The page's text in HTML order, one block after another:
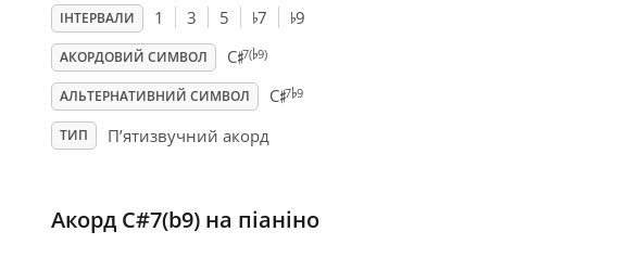
ІНТЕРВАЛИ 1 3 5 ♭7 ♭9
АКОРДОВИЙ СИМВОЛ C♯7(♭9)
АЛЬТЕРНАТИВНИЙ СИМВОЛ C♯7♭9
ТИП П’ятизвучний акорд
Акорд C#7(b9) на піаніно